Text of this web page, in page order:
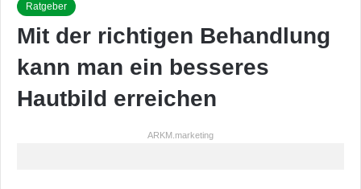
Ratgeber
Mit der richtigen Behandlung
kann man ein besseres
Hautbild erreichen
ARKM.marketing